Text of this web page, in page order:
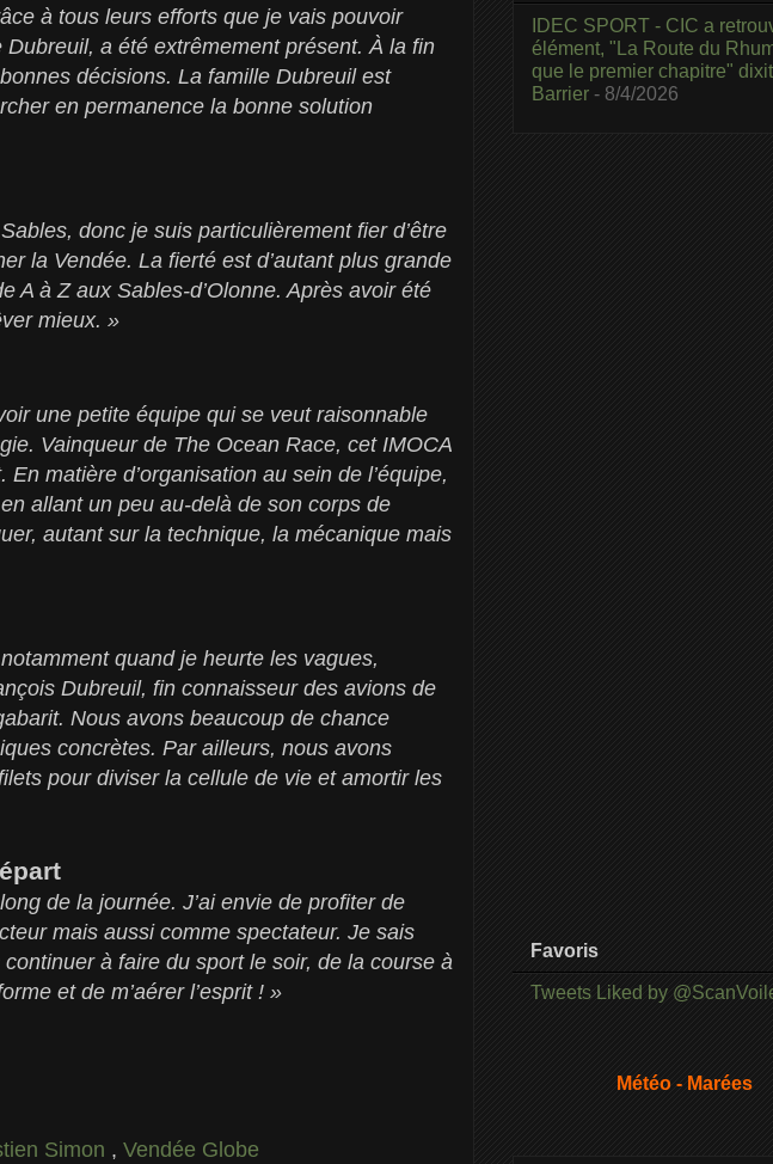
à tous leurs efforts que je vais pouvoir
a été extrêmement présent. À la fin
décisions. La famille Dubreuil est
en permanence la bonne solution
donc je suis particulièrement fier d’être
la Vendée. La fierté est d’autant plus grande
A à Z aux Sables-d’Olonne. Après avoir été
mieux. »
une petite équipe qui se veut raisonnable
Vainqueur de The Ocean Race, cet IMOCA
matière d’organisation au sein de l’équipe,
allant un peu au-delà de son corps de
autant sur la technique, la mécanique mais
quand je heurte les vagues,
Dubreuil, fin connaisseur des avions de
Nous avons beaucoup de chance
concrètes. Par ailleurs, nous avons
pour diviser la cellule de vie et amortir les
de la journée. J’ai envie de profiter de
mais aussi comme spectateur. Je sais
à faire du sport le soir, de la course à
et de m’aérer l’esprit ! »
Simon , Vendée Globe
IDEC SPORT - CIC a
élément, "La Route du
que le premier chapitre"
Barrier - 8/4/2026
Favoris
Tweets Liked by
Météo - Marées